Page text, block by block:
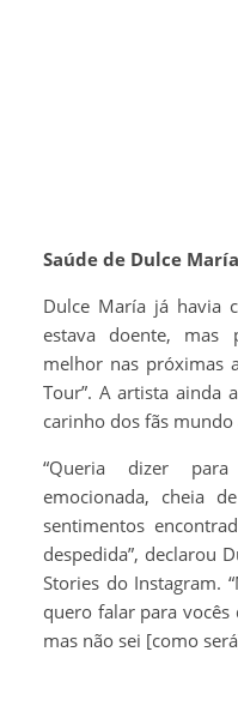
Saúde de Dulce María
Dulce María já havia
estava doente, mas
melhor nas próximas
Tour”. A artista ainda
carinho dos fãs mundo
“Queria dizer
emocionada, cheia
sentimentos
despedida”, declarou
Stories do Instagram.
quero falar para
mas não sei [como